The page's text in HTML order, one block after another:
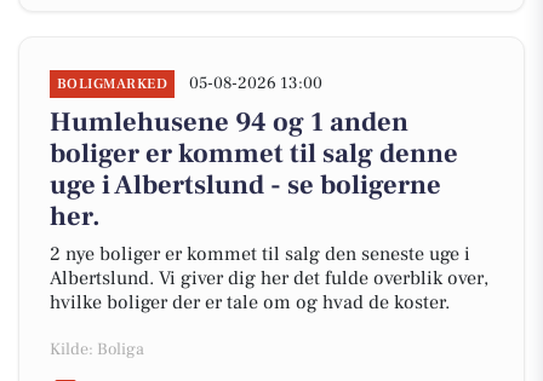
BOLIGMARKED 05-08-2026 13:00
Humlehusene 94 og 1 anden
boliger er kommet til salg denne
uge i Albertslund - se boligerne
her.
2 nye boliger er kommet til salg den seneste uge i
Albertslund. Vi giver dig her det fulde overblik over,
hvilke boliger der er tale om og hvad de koster.
Kilde: Boliga